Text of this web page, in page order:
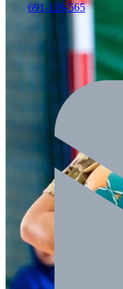
691-126-565